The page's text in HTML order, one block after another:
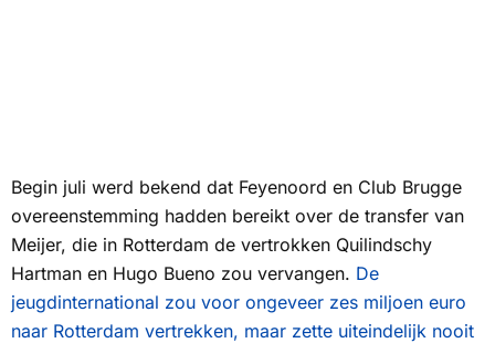
Begin juli werd bekend dat Feyenoord en Club Brugge
overeenstemming hadden bereikt over de transfer van
Meijer, die in Rotterdam de vertrokken Quilindschy
Hartman en Hugo Bueno zou vervangen. De
jeugdinternational zou voor ongeveer zes miljoen euro
naar Rotterdam vertrekken, maar zette uiteindelijk nooit